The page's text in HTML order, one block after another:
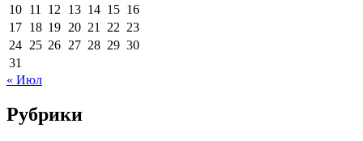
10 11 12 13 14 15 16
17 18 19 20 21 22 23
24 25 26 27 28 29 30
31
« Июл
Рубрики